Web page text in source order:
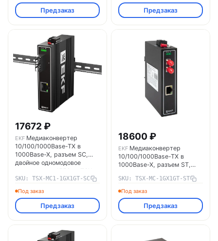
Предзаказ Предзаказ
17672 ₽
EKF Медиаконвертер
10/100/1000Base-TX в
1000Base-X, разъем SC,
двойное одномодовое
оптоволокно, 1550нм TSX
EKF TSX-MC1-1GX1GT-SC
SKU: TSX-MC1-1GX1GT-SC
Под заказ
Предзаказ
18600 ₽
EKF Медиаконвертер
10/100/1000Base-TX в
1000Base-X, разъем ST,
оптоволокно, 1310нм TSX
EKF TSX-MC-1GX1GT-ST
SKU: TSX-MC-1GX1GT-ST
Под заказ
Предзаказ